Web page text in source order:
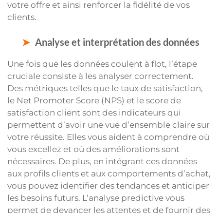
votre offre et ainsi renforcer la fidélité de vos
clients.
Analyse et interprétation des données
Une fois que les données coulent à flot, l’étape
cruciale consiste à les analyser correctement.
Des métriques telles que le taux de satisfaction,
le Net Promoter Score (NPS) et le score de
satisfaction client sont des indicateurs qui
permettent d’avoir une vue d’ensemble claire sur
votre réussite. Elles vous aident à comprendre où
vous excellez et où des améliorations sont
nécessaires. De plus, en intégrant ces données
aux profils clients et aux comportements d’achat,
vous pouvez identifier des tendances et anticiper
les besoins futurs. L’analyse predictive vous
permet de devancer les attentes et de fournir des